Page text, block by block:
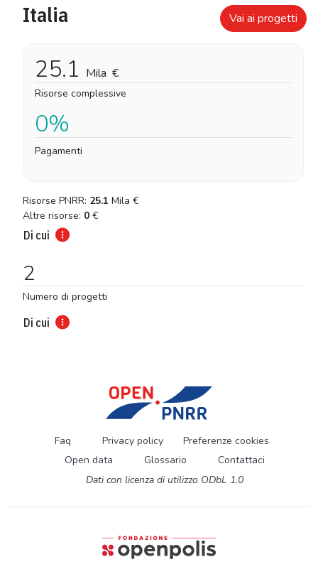
Italia Vai ai progetti
25.1 Mila €
Risorse complessive
0%
Pagamenti
Risorse PNRR: 25.1 Mila €
Altre risorse: 0 €
Di cui
2
Numero di progetti
Di cui
Faq Privacy policy
Preferenze cookies
Open data
Glossario
Contattaci
Dati con licenza di utilizzo ODbL 1.0